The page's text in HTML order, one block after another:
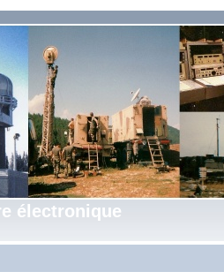
électronique